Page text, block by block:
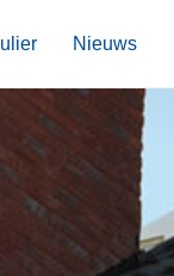
Nieuws